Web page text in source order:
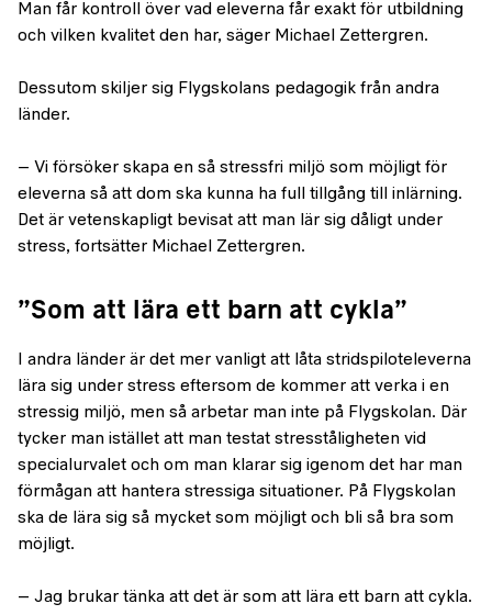
Man får kontroll över vad eleverna får exakt för utbildning
och vilken kvalitet den har, säger Michael Zettergren.
Dessutom skiljer sig Flygskolans pedagogik från andra
länder.
– Vi försöker skapa en så stressfri miljö som möjligt för
eleverna så att dom ska kunna ha full tillgång till inlärning.
Det är vetenskapligt bevisat att man lär sig dåligt under
stress, fortsätter Michael Zettergren.
”Som att lära ett barn att cykla”
I andra länder är det mer vanligt att låta stridspiloteleverna
lära sig under stress eftersom de kommer att verka i en
stressig miljö, men så arbetar man inte på Flygskolan. Där
tycker man istället att man testat stresståligheten vid
specialurvalet och om man klarar sig igenom det har man
förmågan att hantera stressiga situationer. På Flygskolan
ska de lära sig så mycket som möjligt och bli så bra som
möjligt.
– Jag brukar tänka att det är som att lära ett barn att cykla.